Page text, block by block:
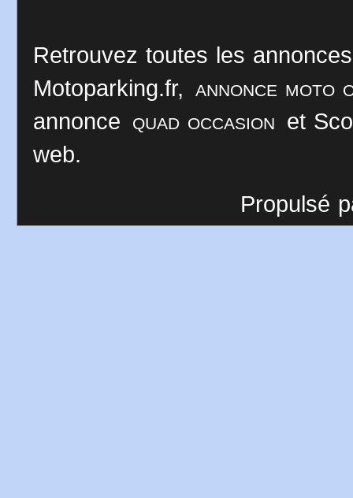
Retrouvez toutes les
Motoparking.fr, annonce moto
annonce quad occasion et
web.
Propulsé